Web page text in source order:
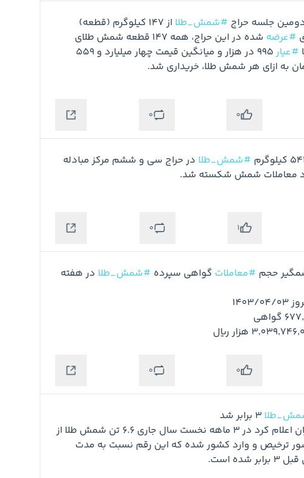
جلسه حراج #شمش_طلا
#عرضه
#عیار
به ازای هر شمش طلا، خریداری شد.
0
0
#شمش_طلا
معاملات شمش شکسته شد.
1
0
حجم #معاملات گواهی سپرده #شمش_طلا
0
0
۳ برابر شد
شده است.